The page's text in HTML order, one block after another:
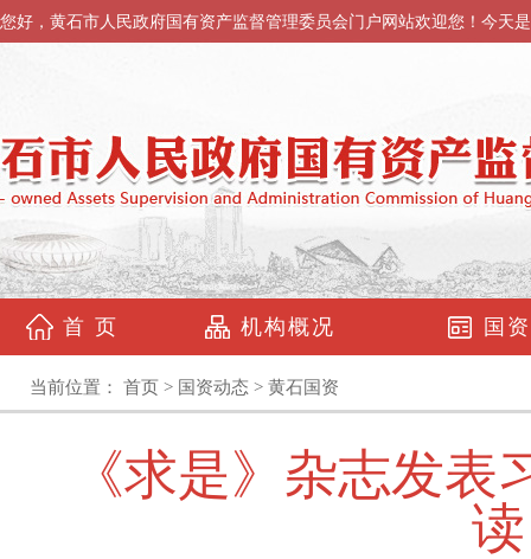
您好，黄石市人民政府国有资产监督管理委员会门户网站欢迎您！今天是
首 页 机构概况 国
当前位置： 首页 > 国资动态 > 黄石国资
《求是》杂志发